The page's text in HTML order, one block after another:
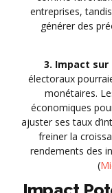
entreprises,
générer des
3. Impact sur
électoraux
monétaires.
économiques
ajuster ses taux
freiner la
rendements des
(